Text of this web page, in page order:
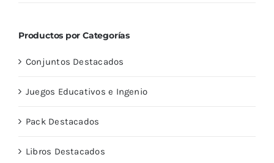
Productos por Categorías
Conjuntos Destacados
Juegos Educativos e Ingenio
Pack Destacados
Libros Destacados